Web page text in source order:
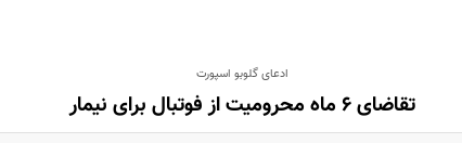
ادعای گلوبو اسپورت
تقاضای 6 ماه محرومیت از فوتبال برای نیمار